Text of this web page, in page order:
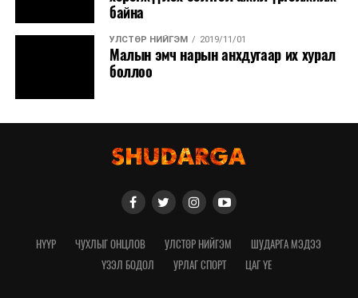
байна
УЛСТӨР НИЙГЭМ 2019/11/01
Малын эмч нарын анхдугаар их хурал
боллоо
НҮҮР ЧУХЛЫГ ОНЦЛОВ УЛСТӨР НИЙГЭМ
ШУДАРГА МЭДЭЭ
ҮЗЭЛ БОДОЛ
УРЛАГ СПОРТ ЦАГ ҮЕ